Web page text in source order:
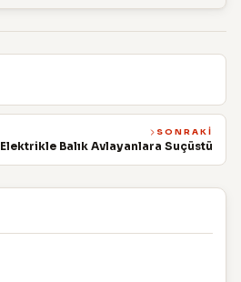
SONRAKI
Elektrikle Balık Avlayanlara Suçüstü